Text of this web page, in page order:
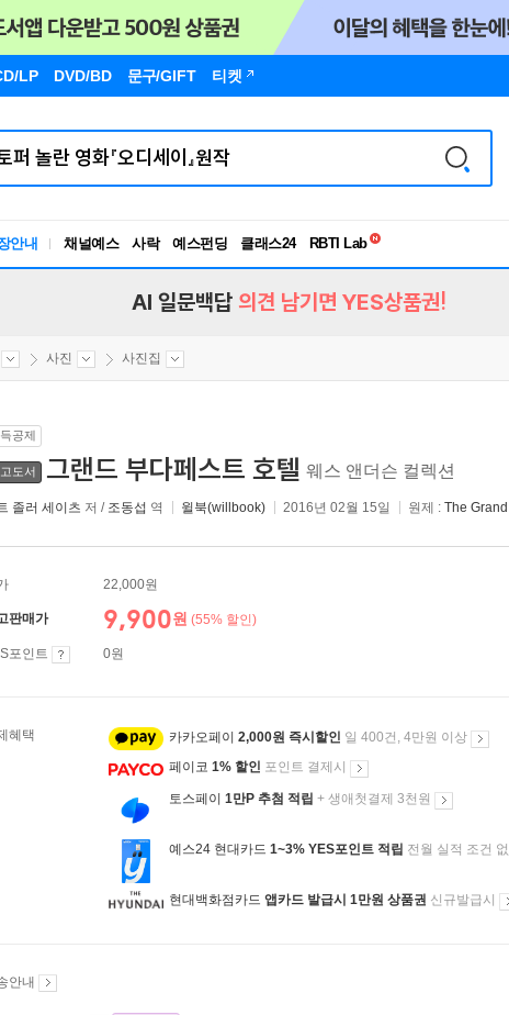
LP DVD/BD 문구/GIFT 티켓
안내 채널예스 사락 예스펀딩 클래스24
독서유형검사
AI 일문백답 의견 남기면 YES상품권!
사진 사진집
공제
도서 그랜드 부다페스트 호텔 웨스 앤더슨 컬렉션
졸러 세이츠 저 / 조동섭 역 윌북(willbook) 2016년 02월 15일 원제 : The
22,000원
판매가 9,900원 (55% 할인)
포인트 0원
혜택 카카오페이 2,000원 즉시할인 일 400건, 4만원 이상
페이코 1% 할인 포인트 결제시
토스페이 1만P 추첨 적립 + 생애첫결제 3천원
예스24 현대카드 1~3% YES포인트 적립 전월 실적 조건
현대백화점카드 앱카드 발급시 1만원 상품권 신규발급시
안내